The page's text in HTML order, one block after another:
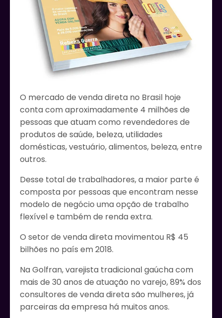
O mercado de venda direta no Brasil hoje
conta com aproximadamente 4 milhões de
pessoas que atuam como revendedores de
produtos de saúde, beleza, utilidades
domésticas, vestuário, alimentos, beleza, entre
outros.
Desse total de trabalhadores, a maior parte é
composta por pessoas que encontram nesse
modelo de negócio uma opção de trabalho
flexível e também de renda extra.
O setor de venda direta movimentou R$ 45
bilhões no país em 2018.
Na Golfran, varejista tradicional gaúcha com
mais de 30 anos de atuação no varejo, 89% dos
consultores de venda direta são mulheres, já
parceiras da empresa há muitos anos.